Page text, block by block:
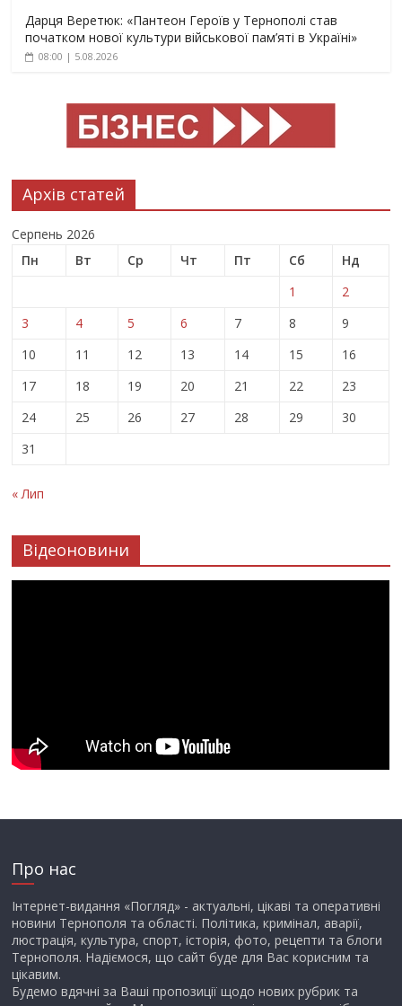
Дарця Веретюк: «Пантеон Героїв у Тернополі став
початком нової культури військової пам’яті в Україні»
08:00 | 5.08.2026
Архів статей
Серпень 2026
Пн
Вт Ср Чт Пт Сб
Нд
1
2
3
4 5 6 7 8
9
10
11 12 13 14 15
16
17
18 19 20 21 22
23
24
25 26 27 28 29
30
31
« Лип
Відеоновини
Про нас
Інтернет-видання «Погляд» - актуальні, цікаві та оперативні
новини Тернополя та області. Політика, кримінал, аварії,
люстрація, культура, спорт, історія, фото, рецепти та блоги
Тернополя. Надіємося, що сайт буде для Вас корисним та
цікавим.
Будемо вдячні за Ваші пропозиції щодо нових рубрик та